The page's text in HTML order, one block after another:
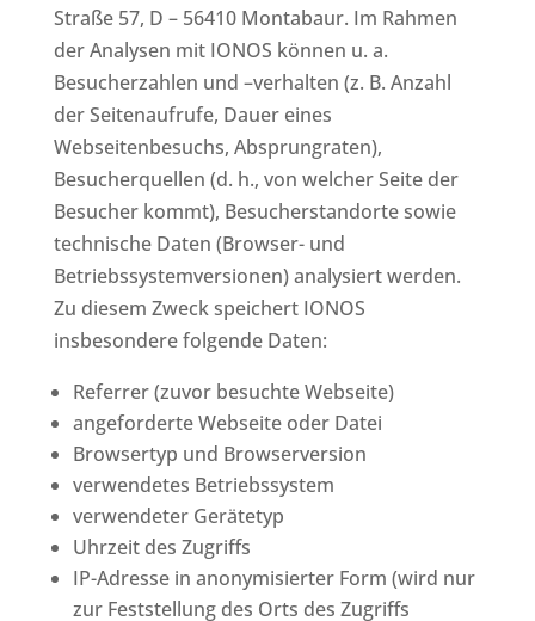
Straße 57, D – 56410 Montabaur. Im Rahmen
der Analysen mit IONOS können u. a.
Besucherzahlen und –verhalten (z. B. Anzahl
der Seitenaufrufe, Dauer eines
Webseitenbesuchs, Absprungraten),
Besucherquellen (d. h., von welcher Seite der
Besucher kommt), Besucherstandorte sowie
technische Daten (Browser- und
Betriebssystemversionen) analysiert werden.
Zu diesem Zweck speichert IONOS
insbesondere folgende Daten:
Referrer (zuvor besuchte Webseite)
angeforderte Webseite oder Datei
Browsertyp und Browserversion
verwendetes Betriebssystem
verwendeter Gerätetyp
Uhrzeit des Zugriffs
IP-Adresse in anonymisierter Form (wird nur
zur Feststellung des Orts des Zugriffs